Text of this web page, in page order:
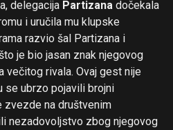
delegacija Partizana dočekala
i uručila mu klupske
razvio šal Partizana i
je bio jasan znak njegovog
večitog rivala. Ovaj gest nije
se ubrzo pojavili brojni
zvezde na društvenim
nezadovoljstvo zbog njegovog